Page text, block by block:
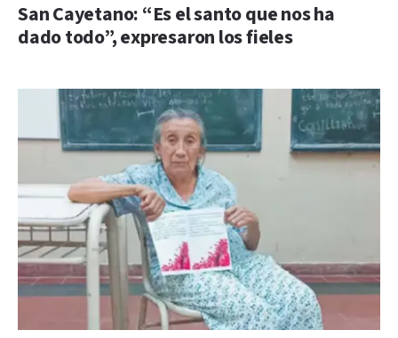
San Cayetano: “Es el santo que nos ha
dado todo”, expresaron los fieles